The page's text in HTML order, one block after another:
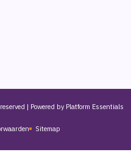
| Powered by Platform Essentials
Sitemap